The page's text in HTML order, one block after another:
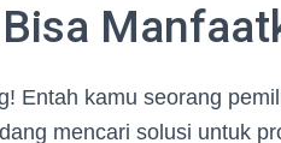
Entah kamu seorang
mencari solusi untuk